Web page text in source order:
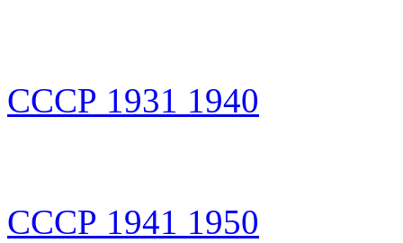
СССР 1931 1940
СССР 1941 1950